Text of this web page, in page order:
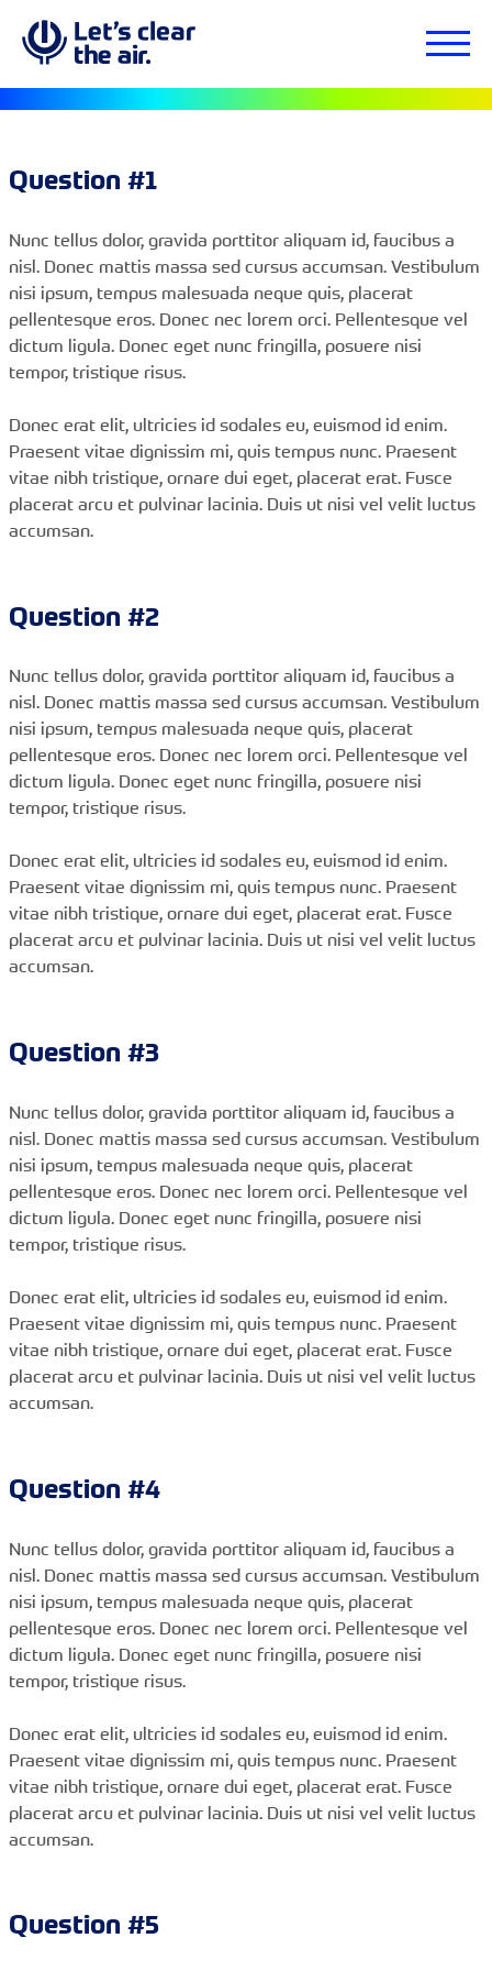
Question #1
Nunc tellus dolor, gravida porttitor aliquam id, faucibus a
nisl. Donec mattis massa sed cursus accumsan. Vestibulum
nisi ipsum, tempus malesuada neque quis, placerat
pellentesque eros. Donec nec lorem orci. Pellentesque vel
dictum ligula. Donec eget nunc fringilla, posuere nisi
tempor, tristique risus.
Donec erat elit, ultricies id sodales eu, euismod id enim.
Praesent vitae dignissim mi, quis tempus nunc. Praesent
vitae nibh tristique, ornare dui eget, placerat erat. Fusce
placerat arcu et pulvinar lacinia. Duis ut nisi vel velit luctus
accumsan.
Question #2
Nunc tellus dolor, gravida porttitor aliquam id, faucibus a
nisl. Donec mattis massa sed cursus accumsan. Vestibulum
nisi ipsum, tempus malesuada neque quis, placerat
pellentesque eros. Donec nec lorem orci. Pellentesque vel
dictum ligula. Donec eget nunc fringilla, posuere nisi
tempor, tristique risus.
Donec erat elit, ultricies id sodales eu, euismod id enim.
Praesent vitae dignissim mi, quis tempus nunc. Praesent
vitae nibh tristique, ornare dui eget, placerat erat. Fusce
placerat arcu et pulvinar lacinia. Duis ut nisi vel velit luctus
accumsan.
Question #3
Nunc tellus dolor, gravida porttitor aliquam id, faucibus a
nisl. Donec mattis massa sed cursus accumsan. Vestibulum
nisi ipsum, tempus malesuada neque quis, placerat
pellentesque eros. Donec nec lorem orci. Pellentesque vel
dictum ligula. Donec eget nunc fringilla, posuere nisi
tempor, tristique risus.
Donec erat elit, ultricies id sodales eu, euismod id enim.
Praesent vitae dignissim mi, quis tempus nunc. Praesent
vitae nibh tristique, ornare dui eget, placerat erat. Fusce
placerat arcu et pulvinar lacinia. Duis ut nisi vel velit luctus
accumsan.
Question #4
Nunc tellus dolor, gravida porttitor aliquam id, faucibus a
nisl. Donec mattis massa sed cursus accumsan. Vestibulum
nisi ipsum, tempus malesuada neque quis, placerat
pellentesque eros. Donec nec lorem orci. Pellentesque vel
dictum ligula. Donec eget nunc fringilla, posuere nisi
tempor, tristique risus.
Donec erat elit, ultricies id sodales eu, euismod id enim.
Praesent vitae dignissim mi, quis tempus nunc. Praesent
vitae nibh tristique, ornare dui eget, placerat erat. Fusce
placerat arcu et pulvinar lacinia. Duis ut nisi vel velit luctus
accumsan.
Question #5